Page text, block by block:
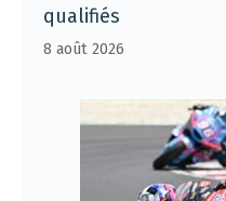
qualifiés
8 août 2026